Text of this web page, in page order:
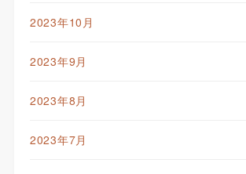
2023年10月
2023年9月
2023年8月
2023年7月